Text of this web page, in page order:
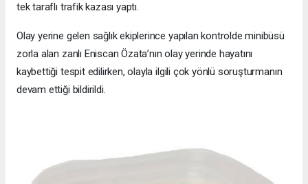
tek taraflı trafik kazası yaptı.
Olay yerine gelen sağlık ekiplerince yapılan kontrolde minibüsü
zorla alan zanlı Eniscan Özata’nın olay yerinde hayatını
kaybettiği tespit edilirken, olayla ilgili çok yönlü soruşturmanın
devam ettiği bildirildi.